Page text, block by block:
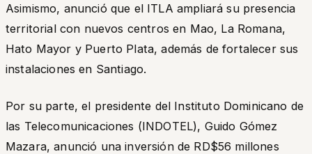
Asimismo, anunció que el ITLA ampliará su presencia
territorial con nuevos centros en Mao, La Romana,
Hato Mayor y Puerto Plata, además de fortalecer sus
instalaciones en Santiago.
Por su parte, el presidente del Instituto Dominicano de
las Telecomunicaciones (INDOTEL), Guido Gómez
Mazara, anunció una inversión de RD$56 millones